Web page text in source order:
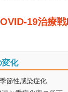
19治療
変化
節性感染症化